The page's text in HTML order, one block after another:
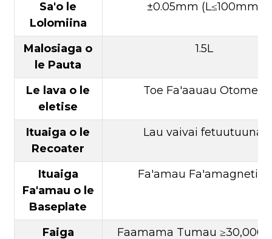
Sa'o le
Lolomiina
±0.05mm (L≤100mm)
Malosiaga o
le Pauta
1.5L
Le lava o le
eletise
Toe Fa'aauau Otometi
Ituaiga o le
Recoater
Lau vaivai fetuutuunai
Ituaiga
Fa'amau o le
Baseplate
Fa'amau Fa'amagnetika
Faiga
Faamama Tumau ≥30,000